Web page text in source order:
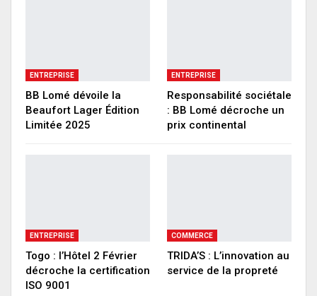
ENTREPRISE
BB Lomé dévoile la
Beaufort Lager Édition
Limitée 2025
ENTREPRISE
Responsabilité sociétale
: BB Lomé décroche un
prix continental
ENTREPRISE
Togo : l’Hôtel 2 Février
décroche la certification
ISO 9001
COMMERCE
TRIDA’S : L’innovation au
service de la propreté